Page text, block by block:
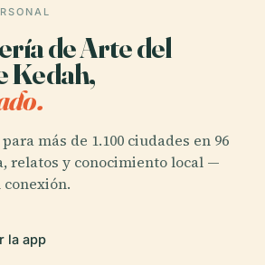
de Arte del
Kedah,
más de 1.100 ciudades en 96
relatos y conocimiento local —
la app